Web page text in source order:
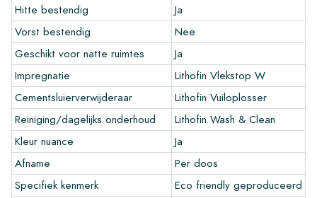
geld alleen op fabrieksfouten en bij gebruik van onze Lithofin
leg- en onderhoudsproducten. Op reeds verwerkte tegels kan
niet gereclameerd worden.
Handige links voor cement tegels
•Maak je eigen tegel tekenprogramma
•Meer informatie over onze tegels
•Bekijk onze brochures
•Onderhoudsproducten
Hitte bestendig
Ja
Vorst bestendig
Nee
Geschikt voor natte ruimtes
Ja
Impregnatie
Lithofin Vlekstop W
Cementsluierverwijderaar
Lithofin Vuiloplosser
Reiniging/dagelijks onderhoud
Lithofin Wash & Clean
Kleur nuance
Ja
Afname
Per doos
Specifiek kenmerk
Eco friendly geproduceerd